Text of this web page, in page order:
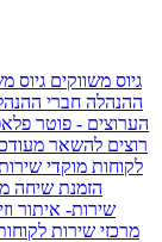
גיוס משווקים גיוס
ההנהלה חברי
הערוצים - פוטר
רוצים להשאר
לקוחות מוקדי
הזמנת שיחה
שירות- איתור
מרכזי שירות